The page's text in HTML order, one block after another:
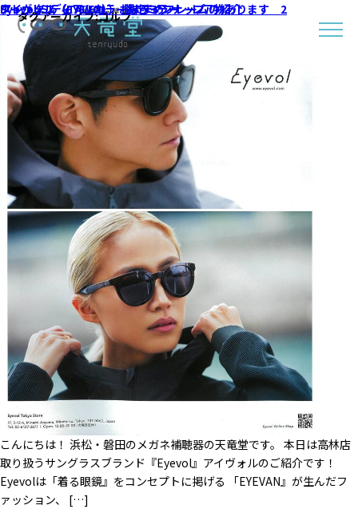
タグアーカイブ:ゴルフ
Eyevol ミディアムカラーもラインナップ！
こんにちは！ 浜松・磐田のメガネ補聴器の天竜堂です。 本日は高林店
取り扱うサングラスブランド『Eyevol』アイヴォルのご紹介です！
Eyevolは「着る眼鏡』をコンセプトに掲げる 「EYEVAN』が生んだフ
ァッション、 […]
アイヴォル（EYEVOL）おすすめフレームの紹介
タレックス（TALEX） 限定ミラー レア物あります 2